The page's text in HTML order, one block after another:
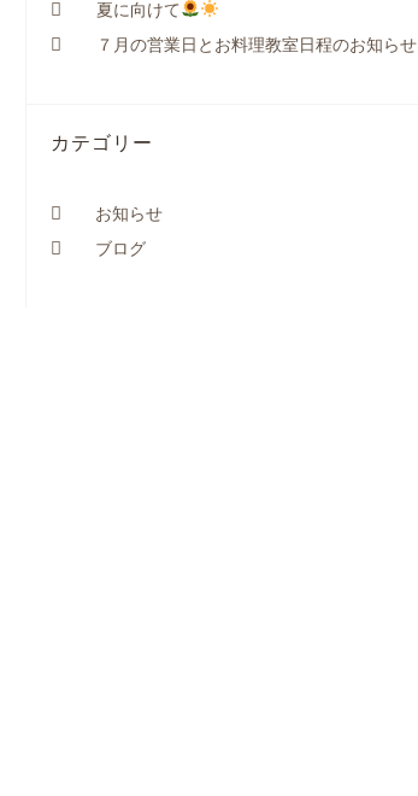
夏に向けて
７月の営業日とお料理教室日程のお知らせ
カテゴリー
お知らせ
ブログ